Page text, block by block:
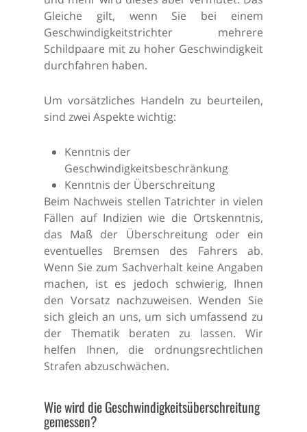
Gleiche gilt, wenn Sie bei einem
Geschwindigkeitstrichter mehrere
Schildpaare mit zu hoher Geschwindigkeit
durchfahren haben.
Um vorsätzliches Handeln zu beurteilen,
sind zwei Aspekte wichtig:
Kenntnis der
Geschwindigkeitsbeschränkung
Kenntnis der Überschreitung
Beim Nachweis stellen Tatrichter in vielen
Fällen auf Indizien wie die Ortskenntnis,
das Maß der Überschreitung oder ein
eventuelles Bremsen des Fahrers ab.
Wenn Sie zum Sachverhalt keine Angaben
machen, ist es jedoch schwierig, Ihnen
den Vorsatz nachzuweisen. Wenden Sie
sich gleich an uns, um sich umfassend zu
der Thematik beraten zu lassen. Wir
helfen Ihnen, die ordnungsrechtlichen
Strafen abzuschwächen.
Wie wird die Geschwindigkeitsüberschreitung
gemessen?